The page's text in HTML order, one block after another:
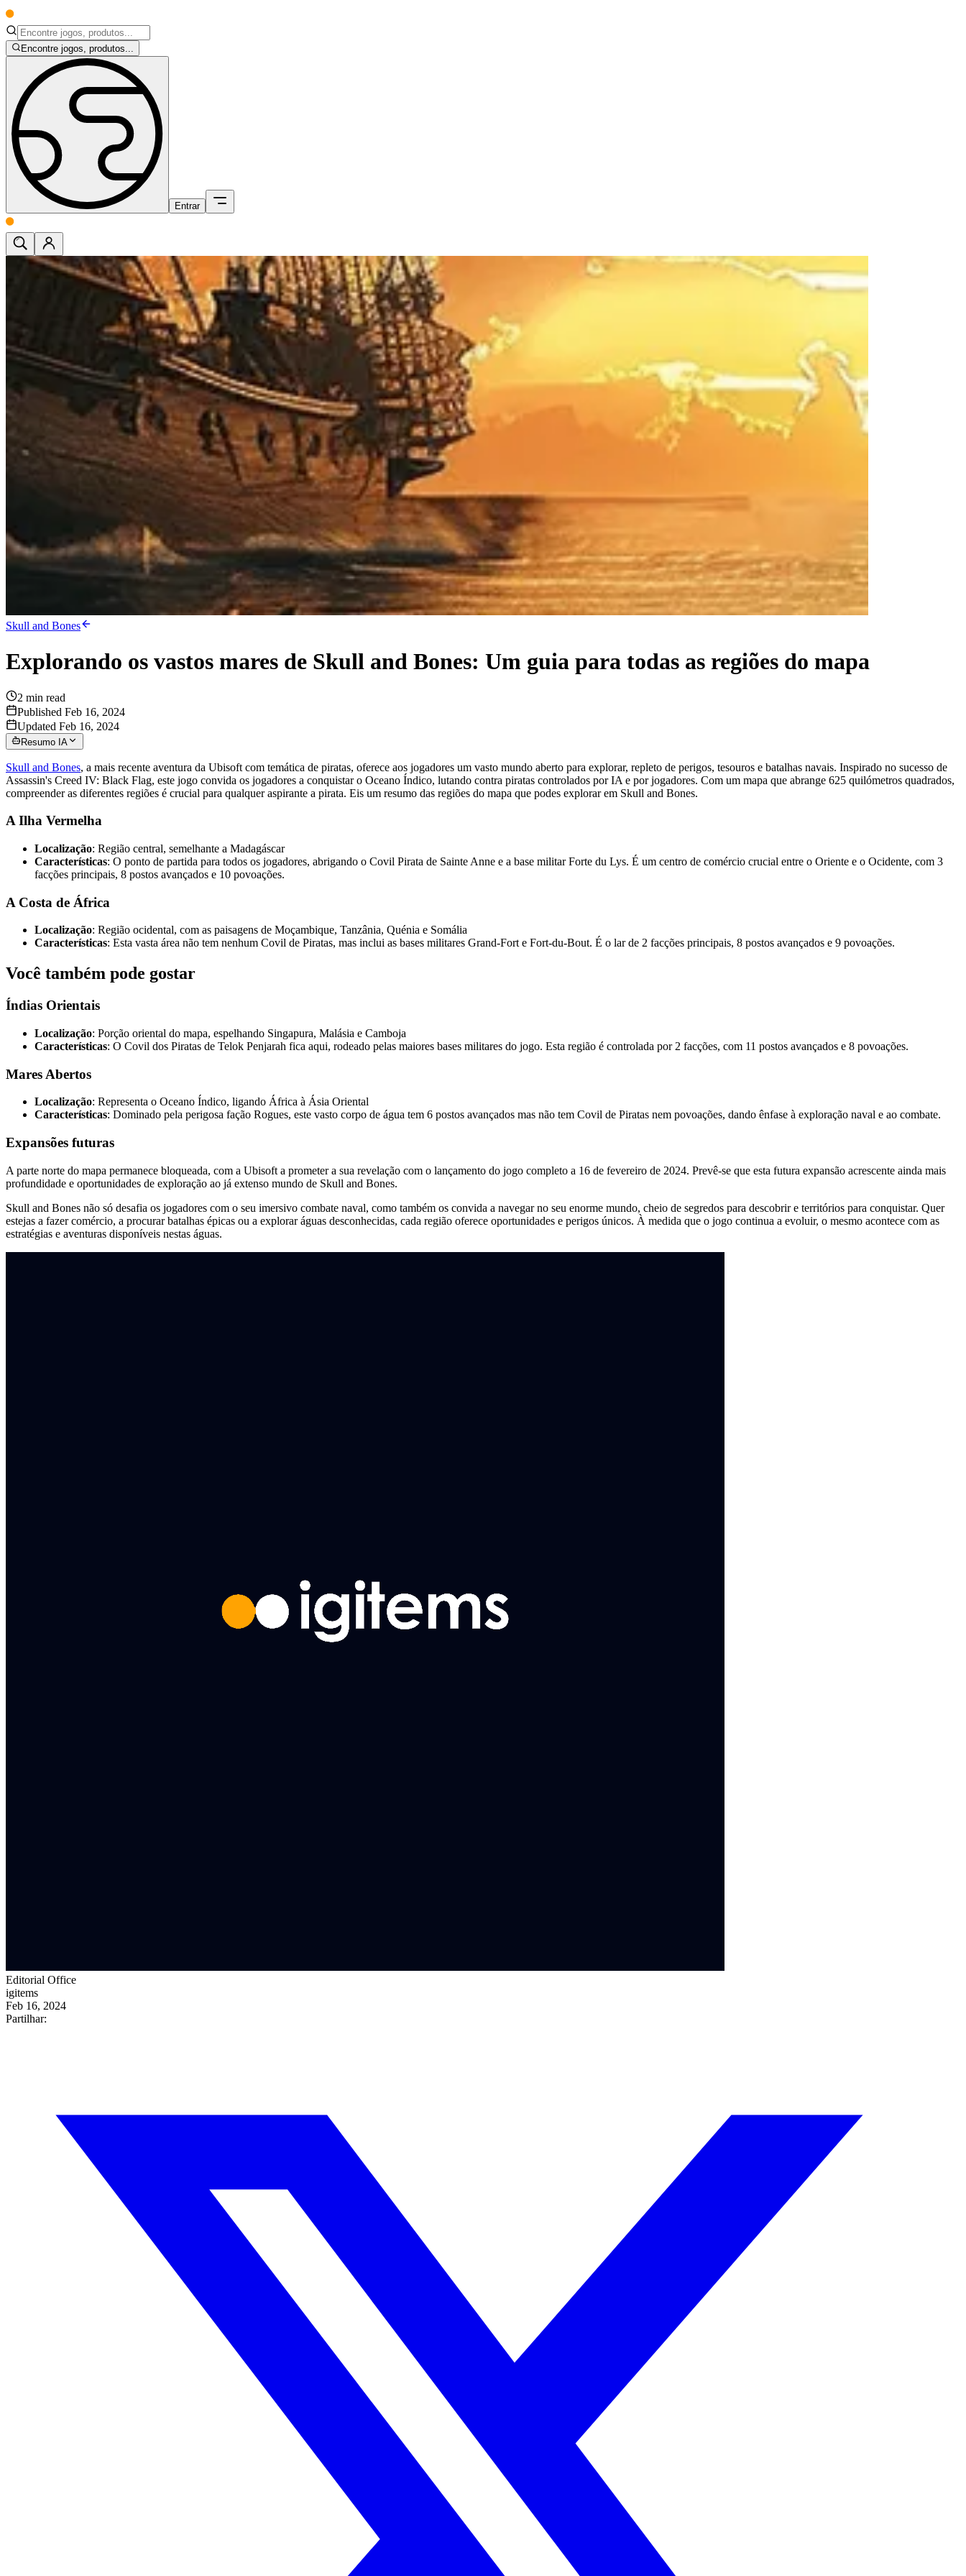
Encontre jogos, produtos...
Entrar
Skull and Bones
Explorando os vastos mares de Skull and Bones: Um guia para todas as regiões do mapa
2 min read
Published Feb 16, 2024
Updated Feb 16, 2024
Resumo IA
Skull and Bones, a mais recente aventura da Ubisoft com temática de piratas, oferece aos jogadores um vasto mundo aberto para explorar, repleto de perigos, tesouros e batalhas navais. Inspirado no sucesso de
Assassin's Creed IV: Black Flag, este jogo convida os jogadores a conquistar o Oceano Índico, lutando contra piratas controlados por IA e por jogadores. Com um mapa que abrange 625 quilómetros quadrados,
compreender as diferentes regiões é crucial para qualquer aspirante a pirata. Eis um resumo das regiões do mapa que podes explorar em Skull and Bones.
A Ilha Vermelha
Localização: Região central, semelhante a Madagáscar
Características: O ponto de partida para todos os jogadores, abrigando o Covil Pirata de Sainte Anne e a base militar Forte du Lys. É um centro de comércio crucial entre o Oriente e o Ocidente, com 3
facções principais, 8 postos avançados e 10 povoações.
A Costa de África
Localização: Região ocidental, com as paisagens de Moçambique, Tanzânia, Quénia e Somália
Características: Esta vasta área não tem nenhum Covil de Piratas, mas inclui as bases militares Grand-Fort e Fort-du-Bout. É o lar de 2 facções principais, 8 postos avançados e 9 povoações.
Você também pode gostar
Índias Orientais
Localização: Porção oriental do mapa, espelhando Singapura, Malásia e Camboja
Características: O Covil dos Piratas de Telok Penjarah fica aqui, rodeado pelas maiores bases militares do jogo. Esta região é controlada por 2 facções, com 11 postos avançados e 8 povoações.
Mares Abertos
Localização: Representa o Oceano Índico, ligando África à Ásia Oriental
Características: Dominado pela perigosa fação Rogues, este vasto corpo de água tem 6 postos avançados mas não tem Covil de Piratas nem povoações, dando ênfase à exploração naval e ao combate.
Expansões futuras
A parte norte do mapa permanece bloqueada, com a Ubisoft a prometer a sua revelação com o lançamento do jogo completo a 16 de fevereiro de 2024. Prevê-se que esta futura expansão acrescente ainda mais
profundidade e oportunidades de exploração ao já extenso mundo de Skull and Bones.
Skull and Bones não só desafia os jogadores com o seu imersivo combate naval, como também os convida a navegar no seu enorme mundo, cheio de segredos para descobrir e territórios para conquistar. Quer
estejas a fazer comércio, a procurar batalhas épicas ou a explorar águas desconhecidas, cada região oferece oportunidades e perigos únicos. À medida que o jogo continua a evoluir, o mesmo acontece com as
estratégias e aventuras disponíveis nestas águas.
Editorial Office
igitems
Feb 16, 2024
Partilhar: